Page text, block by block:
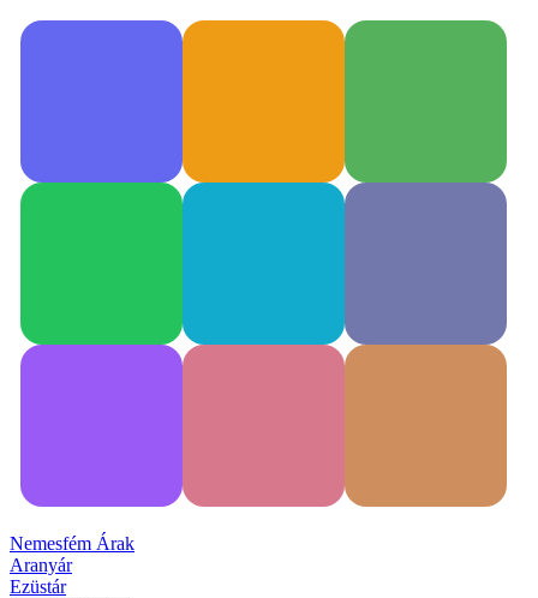
Nemesfém Árak
Aranyár
Ezüstár